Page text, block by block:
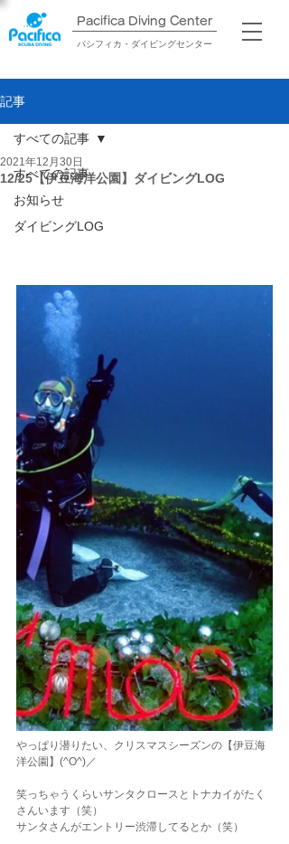
Pacifica Diving Center​
パシフィカ・ダイビングセンター
記事
すべての記事
お知らせ
ダイビングLOG
すべての記事
12/25【伊豆海洋公園】ダイビングLOG
2021年12月30日
やっぱり潜りたい、クリスマスシーズンの【伊豆海
洋公園】(^O^)／
笑っちゃうくらいサンタクロースとトナカイがたく
さんいます（笑）
サンタさんがエントリー渋滞してるとか（笑）